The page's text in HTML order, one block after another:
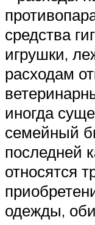
средства
игрушки,
расходам
иногда
семейный
последней
относятся
одежды,